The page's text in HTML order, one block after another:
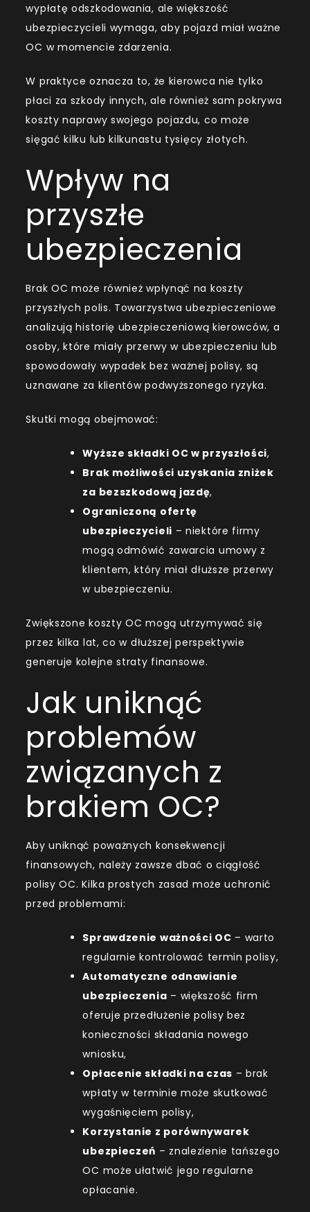
wypłatę odszkodowania, ale większość
ubezpieczycieli wymaga, aby pojazd miał ważne
OC w momencie zdarzenia.
W praktyce oznacza to, że kierowca nie tylko
płaci za szkody innych, ale również sam pokrywa
koszty naprawy swojego pojazdu, co może
sięgać kilku lub kilkunastu tysięcy złotych.
Wpływ na
przyszłe
ubezpieczenia
Brak OC może również wpłynąć na koszty
przyszłych polis. Towarzystwa ubezpieczeniowe
analizują historię ubezpieczeniową kierowców, a
osoby, które miały przerwy w ubezpieczeniu lub
spowodowały wypadek bez ważnej polisy, są
uznawane za klientów podwyższonego ryzyka.
Skutki mogą obejmować:
Wyższe składki OC w przyszłości,
Brak możliwości uzyskania zniżek
za bezszkodową jazdę,
Ograniczoną ofertę
ubezpieczycieli – niektóre firmy
mogą odmówić zawarcia umowy z
klientem, który miał dłuższe przerwy
w ubezpieczeniu.
Zwiększone koszty OC mogą utrzymywać się
przez kilka lat, co w dłuższej perspektywie
generuje kolejne straty finansowe.
Jak uniknąć
problemów
związanych z
brakiem OC?
Aby uniknąć poważnych konsekwencji
finansowych, należy zawsze dbać o ciągłość
polisy OC. Kilka prostych zasad może uchronić
przed problemami:
Sprawdzenie ważności OC – warto
regularnie kontrolować termin polisy,
Automatyczne odnawianie
ubezpieczenia – większość firm
oferuje przedłużenie polisy bez
konieczności składania nowego
wniosku,
Opłacenie składki na czas – brak
wpłaty w terminie może skutkować
wygaśnięciem polisy,
Korzystanie z porównywarek
ubezpieczeń – znalezienie tańszego
OC może ułatwić jego regularne
opłacanie.